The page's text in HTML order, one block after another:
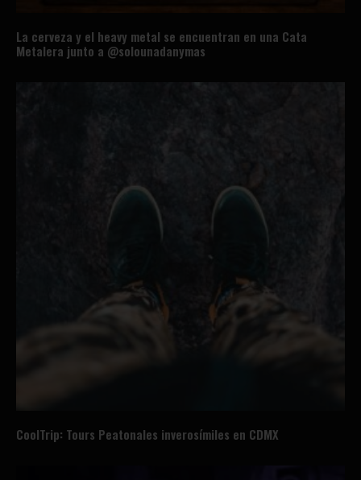
La cerveza y el heavy metal se encuentran en una Cata
Metalera junto a @solounadanymas
CoolTrip: Tours Peatonales inverosímiles en CDMX